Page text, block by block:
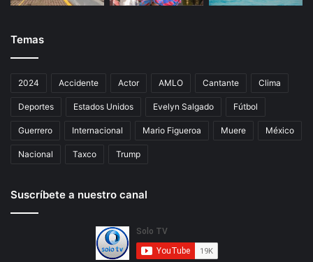
Temas
2024 Accidente Actor AMLO Cantante Clima
Deportes Estados Unidos Evelyn Salgado Fútbol
Guerrero Internacional Mario Figueroa Muere México
Nacional Taxco Trump
Suscríbete a nuestro canal